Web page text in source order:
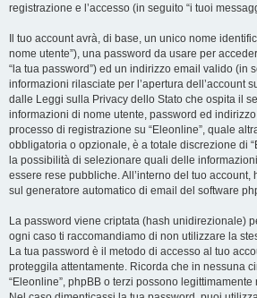
registrazione e l’accesso (in seguito “i tuoi
Il tuo account avrà, di base, un unico nome
nome utente”), una password da usare per
“la tua password”) ed un indirizzo email valido (in
informazioni rilasciate per l’apertura dell’account
dalle Leggi sulla Privacy dello Stato che ospita il
informazioni di nome utente, password ed
processo di registrazione su “Eleonline”, quale
obbligatoria o opzionale, è a totale discrezione di
la possibilità di selezionare quali delle
essere rese pubbliche. All’interno del tuo account,
sul generatore automatico di email del software
La password viene criptata (hash unidirezionale)
ogni caso ti raccomandiamo di non utilizzare la
La tua password è il metodo di accesso al tuo
proteggila attentamente. Ricorda che in nessuna
“Eleonline”, phpBB o terzi possono